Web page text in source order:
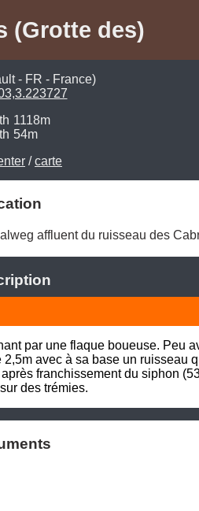
(Grotte des)
- FR - France)
1118m
54m
/carte
affluent du ruisseau des
par une flaque boueuse. Peu
avec à sa base un ruisseau
franchissement du siphon
des trémies.